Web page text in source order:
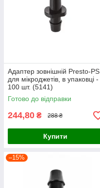
Адаптер зовнішній Presto-PS
для мікроджетів, в упаковці -
100 шт. (5141)
Готово до відправки
244,80 ₴ 288 ₴
Купити
–15%